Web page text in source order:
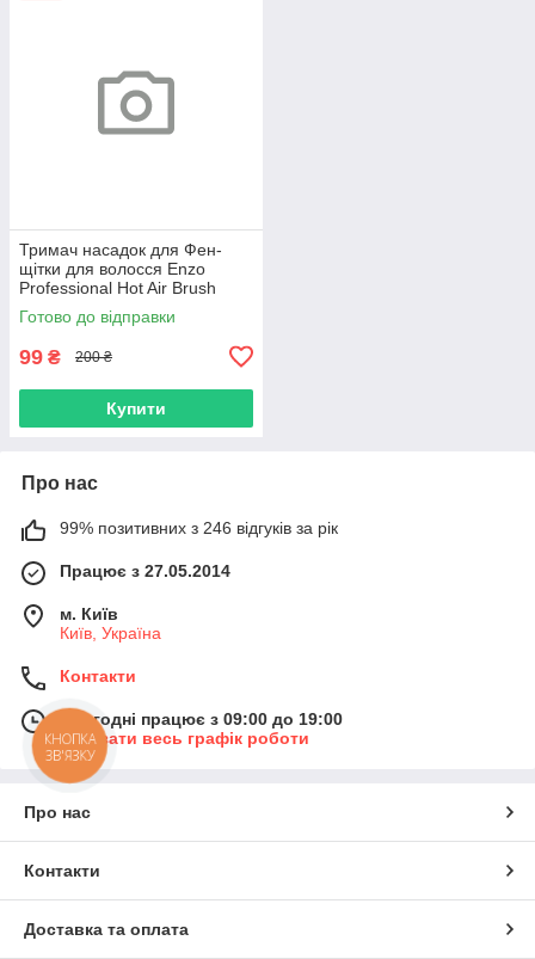
Тримач насадок для Фен-
щітки для волосся Enzo
Professional Hot Air Brush
1500W (EN-743-01)
Готово до відправки
99 ₴ 200 ₴
Купити
Про нас
99% позитивних з 246 відгуків за рік
Працює з 27.05.2014
м. Київ
Київ, Україна
Контакти
Сьогодні працює з 09:00 до 19:00
Показати весь графік роботи
Про нас
Контакти
Доставка та оплата
КНОПКА
ЗВ'ЯЗКУ